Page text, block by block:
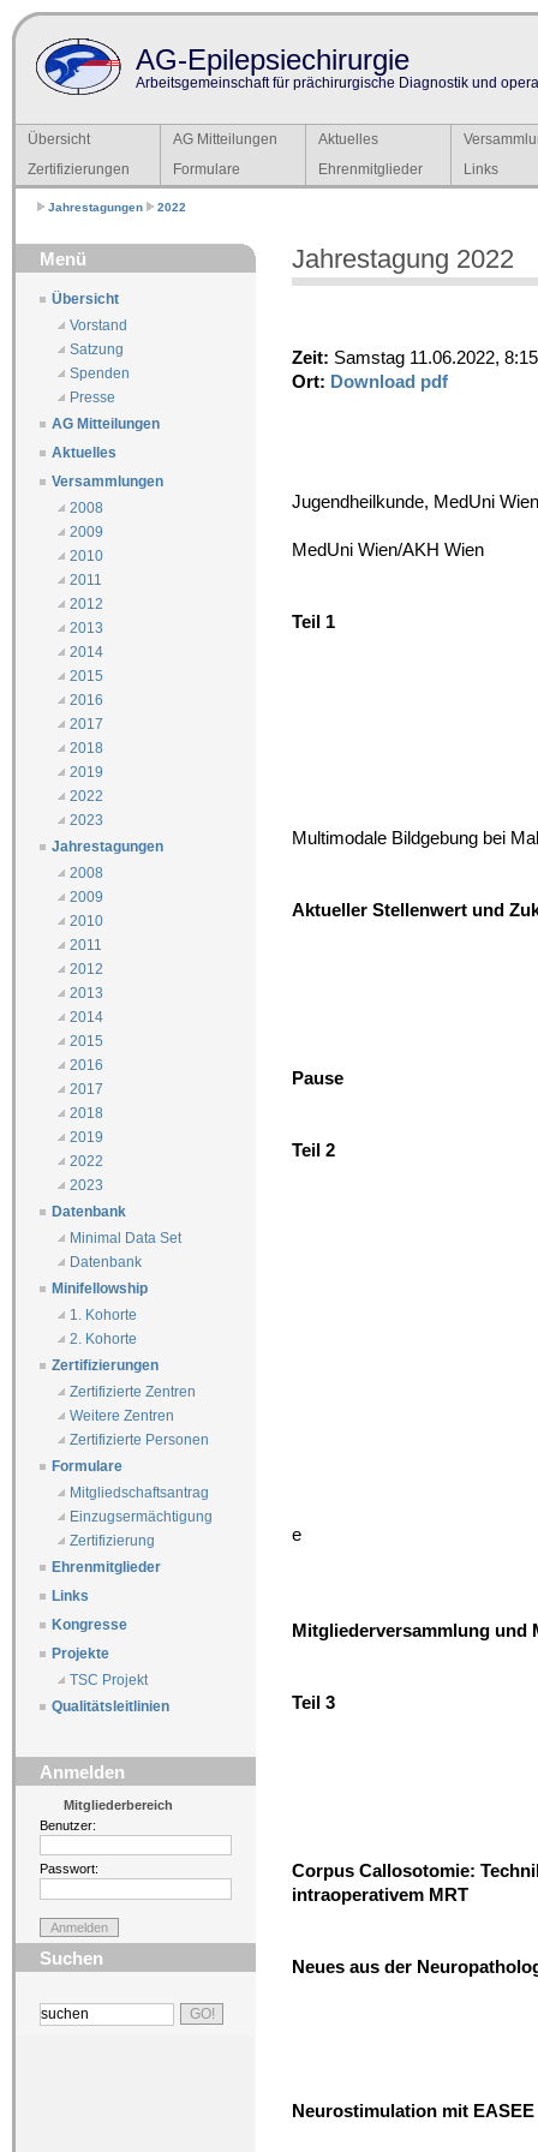
AG-Epilepsiechirurgie
Arbeitsgemeinschaft für prächirurgische Diagnostik und
Übersicht AG Mitteilungen Aktuelles
Zertifizierungen
Formulare Ehrenmitglieder Links
Jahrestagungen 2022
Menü
Übersicht
Vorstand
Satzung
Spenden
Presse
AG Mitteilungen
Aktuelles
Versammlungen
2008
2009
2010
2011
2012
2013
2014
2015
2016
2017
2018
2019
2022
2023
Jahrestagungen
2008
2009
2010
2011
2012
2013
2014
2015
2016
2017
2018
2019
2022
2023
Datenbank
Minimal Data Set
Datenbank
Minifellowship
1. Kohorte
2. Kohorte
Zertifizierungen
Zertifizierte Zentren
Weitere Zentren
Zertifizierte Personen
Formulare
Mitgliedschaftsantrag
Einzugsermächtigung
Zertifizierung
Ehrenmitglieder
Links
Kongresse
Projekte
TSC Projekt
Qualitätsleitlinien
Anmelden
Mitgliederbereich
Benutzer:
Passwort:
Suchen
Jahrestagung 2022
Zeit: Samstag 11.06.2022,
Ort: Download pdf
Jugendheilkunde, MedUni
MedUni Wien/AKH Wien
Teil 1
Multimodale Bildgebung bei
Aktueller Stellenwert und
Pause
Teil 2
e
Mitgliederversammlung und
Teil 3
Corpus Callosotomie:
intraoperativem MRT
Neues aus der
Neurostimulation mit EASEE